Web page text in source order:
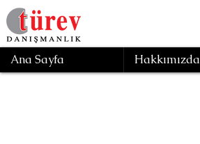
Ana Sayfa Hakkımızda